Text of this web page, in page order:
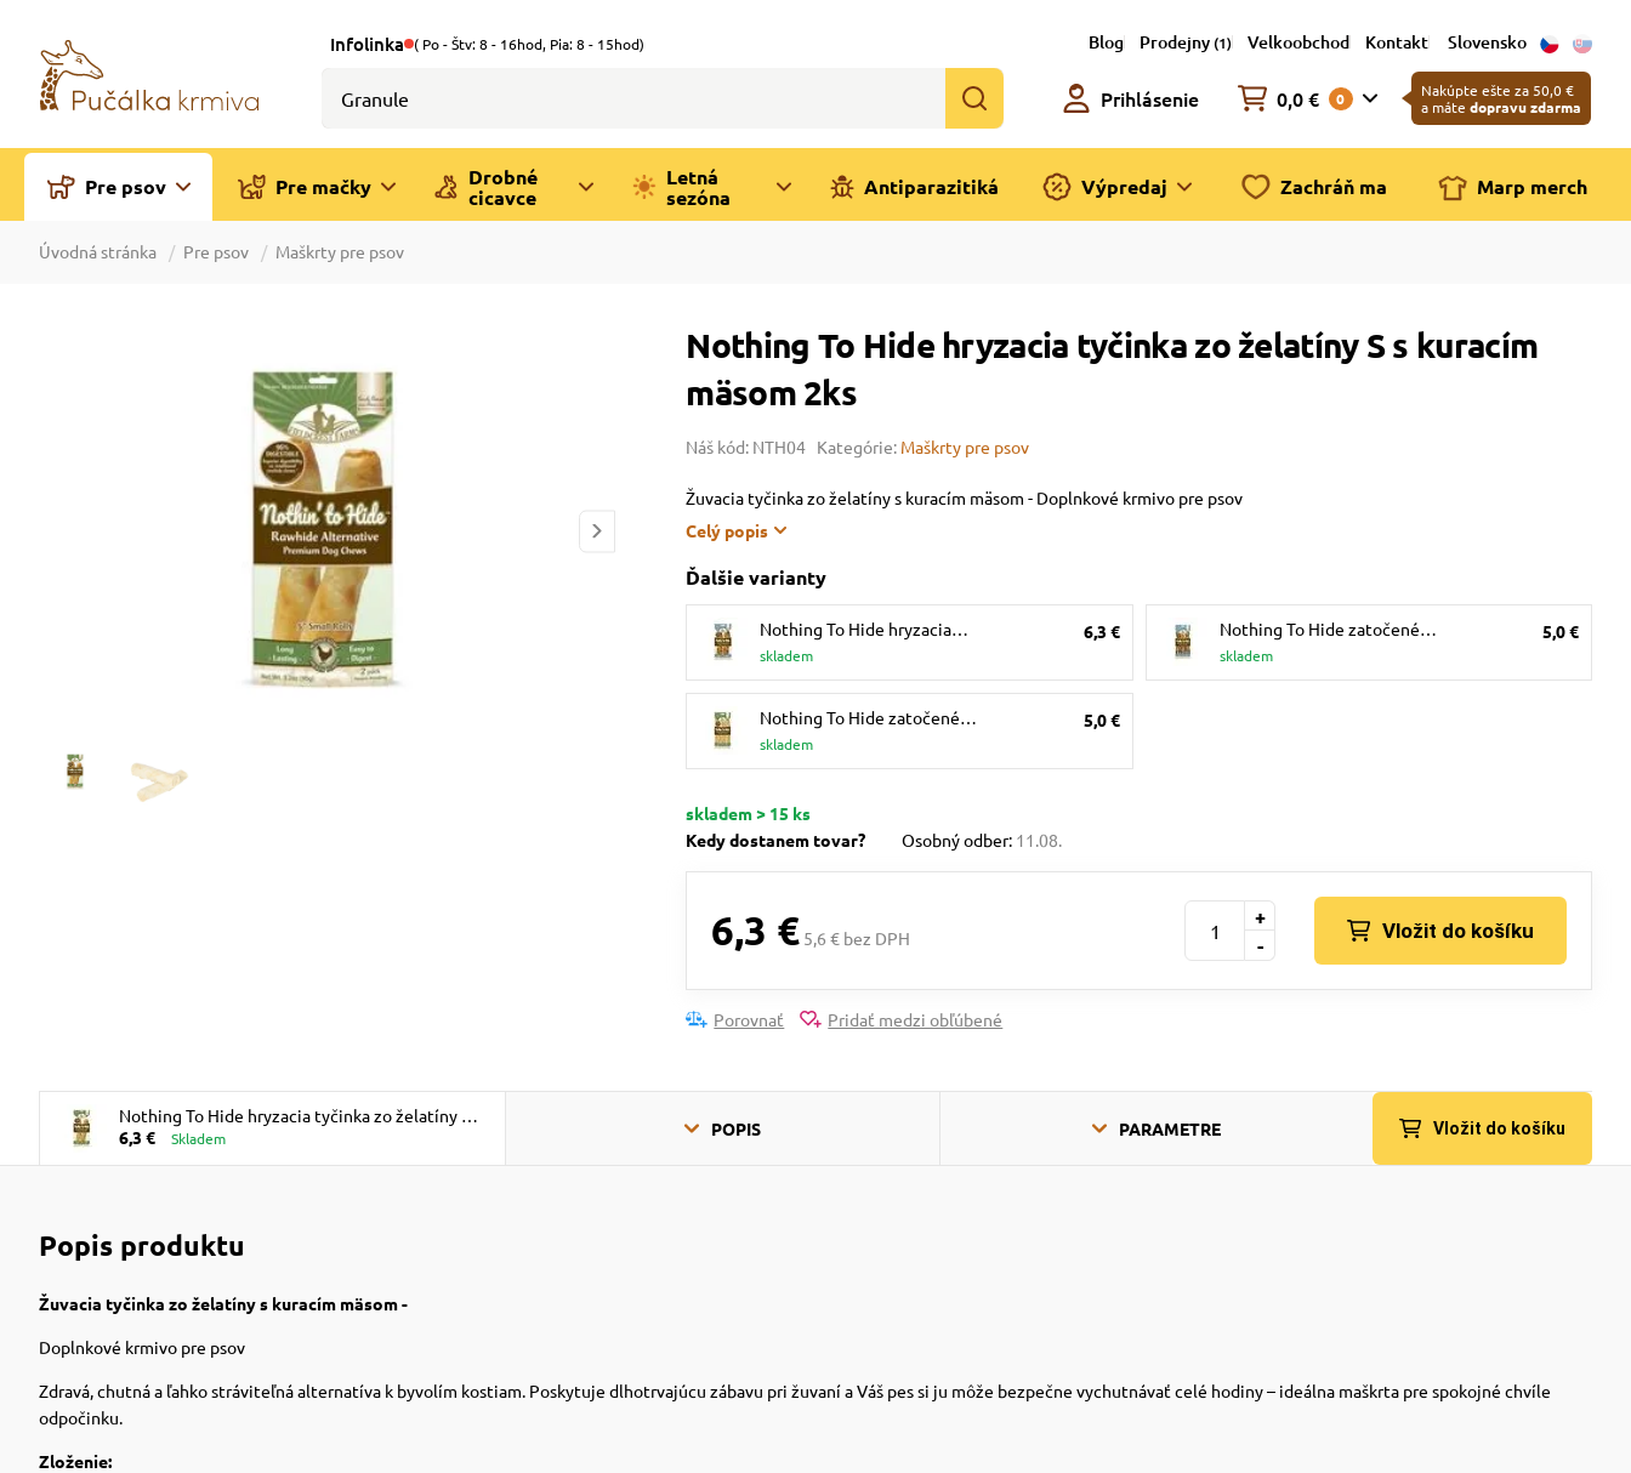
Infolinka ( Po - Štv: 8 - 16hod, Pia: 8 - 15hod) Blog Prodejny (1) Velkoobchod Kontakt Slovensko
Prihlásenie 0,0 € 0
Nakúpte ešte za 50,0 €
a máte dopravu zdarma
Pre psov Pre mačky
Drobné
cicavce
Letná
sezóna
Antiparazitiká Výpredaj Zachráň ma Marp merch
Úvodná stránka Pre psov Maškrty pre psov
Nothing To Hide hryzacia tyčinka zo želatíny S s kuracím
mäsom 2ks
Náš kód: NTH04 Kategórie: Maškrty pre psov
Žuvacia tyčinka zo želatíny s kuracím mäsom - Doplnkové krmivo pre psov
Celý popis
Ďalšie varianty
Nothing To Hide hryzacia…
skladem
6,3 € Nothing To Hide zatočené…
skladem
5,0 €
Nothing To Hide zatočené…
skladem
5,0 €
skladem > 15 ks
Kedy dostanem tovar?
Osobný odber: 11.08.
6,3 € 5,6 € bez DPH -
+
Vložit do košíku
Porovnať Pridať medzi obľúbené
Nothing To Hide hryzacia tyčinka zo želatíny S s
kuracím mäsom 2ks
6,3 € Skladem POPIS PARAMETRE Vložit do košíku
Popis produktu
Žuvacia tyčinka zo želatíny s kuracím mäsom -
Doplnkové krmivo pre psov
Zdravá, chutná a ľahko stráviteľná alternatíva k byvolím kostiam. Poskytuje dlhotrvajúcu zábavu pri žuvaní a Váš pes si ju môže bezpečne vychutnávať celé hodiny – ideálna maškrta pre spokojné chvíle
odpočinku.
Zloženie: